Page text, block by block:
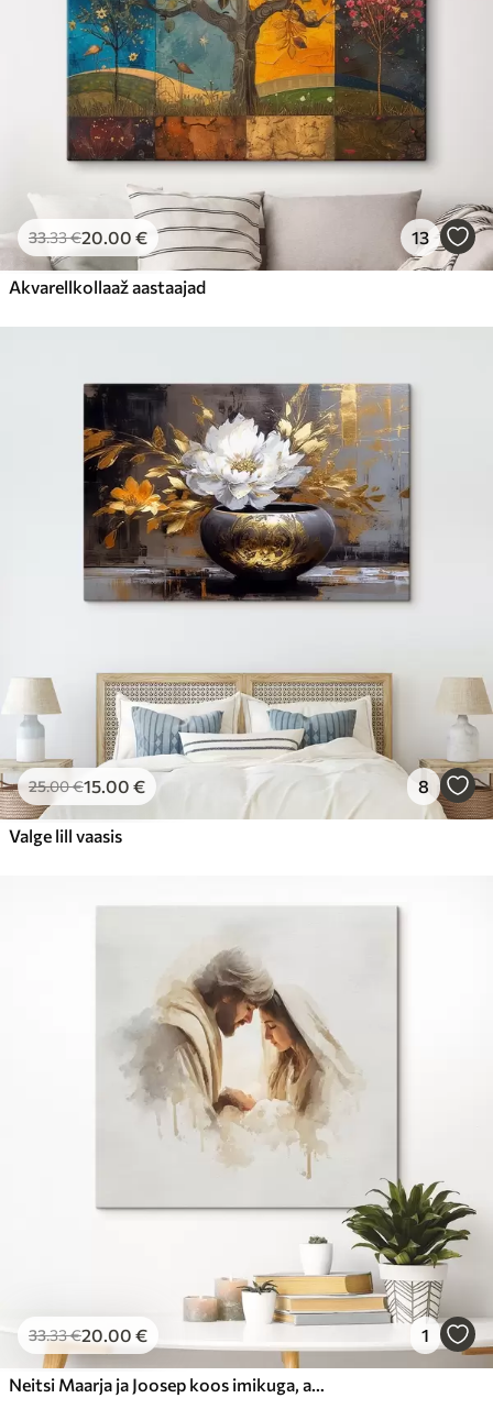
33.33€20.00 € 13
Akvarellkollaaž aastaajad
25.00€15.00 € 8
Valge lill vaasis
33.33€20.00 € 1
Neitsi Maarja ja Joosep koos imikuga, akvarellistiilis